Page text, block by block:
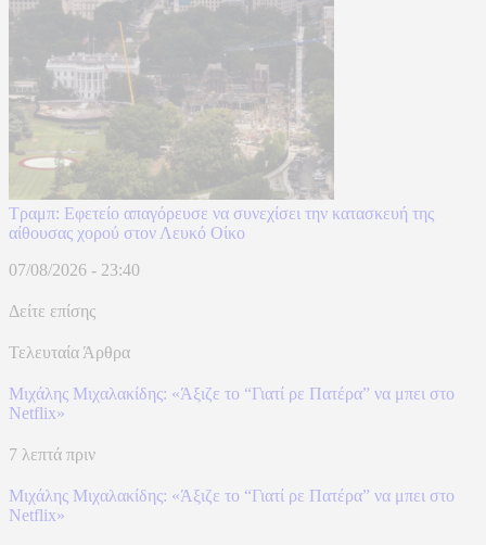
Τραμπ: Εφετείο απαγόρευσε να συνεχίσει την κατασκευή της
αίθουσας χορού στον Λευκό Οίκο
07/08/2026 - 23:40
Δείτε επίσης
Τελευταία Άρθρα
Μιχάλης Μιχαλακίδης: «Άξιζε το “Γιατί ρε Πατέρα” να μπει στο
Netflix»
7 λεπτά πριν
Μιχάλης Μιχαλακίδης: «Άξιζε το “Γιατί ρε Πατέρα” να μπει στο
Netflix»